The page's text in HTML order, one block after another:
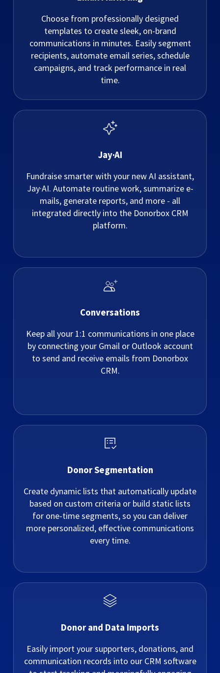
Choose from professionally designed
templates to create sleek, on-brand
communications in minutes. Easily segment
recipients, automate email series, schedule
campaigns, and track performance in real
time.
Jay·AI
Fundraise smarter with your new AI assistant,
Jay·AI. Automate routine work, summarize e-
mails, generate reports, and more - all
integrated directly into the Donorbox CRM
platform.
Conversations
Keep all your 1:1 communications in one place
by connecting your Gmail or Outlook account
to send and receive emails from Donorbox
CRM.
Donor Segmentation
Create dynamic lists that automatically update
based on custom criteria or build static lists
for one-time segments, so you can deliver
more personalized, effective communications
every time.
Donor and Data Imports
Easily import your supporters, donations, and
communication records into our CRM software